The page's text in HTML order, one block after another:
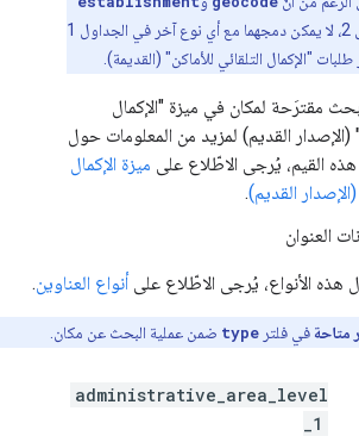
هما جزء من جدول 2، لا يمكن دمجهما مع أي نوع آخر في الجداول 1
مقترَحة لمكان في ميزة "الإكمال
(الإصدار القديم) لمزيد من المعلومات حول
القيم، يُرجى الاطّلاع على ميزة الإكمال
(الإصدار القديم).
العنوان
هذه الأنواع، يُرجى الاطّلاع علىأنواع العناوين.
متاحة في فلتر type ضمن عملية البحث عن مكان.
administrative_area_level
_1